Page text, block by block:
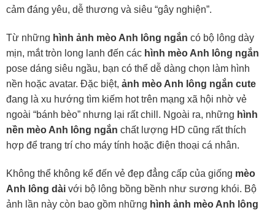
cảm đáng yêu, dễ thương và siêu “gây nghiện”.
Từ những hình ảnh mèo Anh lông ngắn có bộ lông dày
mịn, mắt tròn long lanh đến các hình mèo Anh lông ngắn
pose dáng siêu ngầu, bạn có thể dễ dàng chọn làm hình
nền hoặc avatar. Đặc biệt, ảnh mèo Anh lông ngắn cute
đang là xu hướng tìm kiếm hot trên mạng xã hội nhờ vẻ
ngoài “bánh bèo” nhưng lại rất chill. Ngoài ra, những hình
nền mèo Anh lông ngắn chất lượng HD cũng rất thích
hợp để trang trí cho máy tính hoặc điện thoại cá nhân.
Không thể không kể đến vẻ đẹp đẳng cấp của giống mèo
Anh lông dài với bộ lông bồng bềnh như sương khói. Bộ
ảnh lần này còn bao gồm những hình ảnh mèo Anh lông